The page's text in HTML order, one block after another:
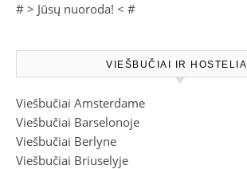
# > Jūsų nuoroda! < #
VIEŠBUČIAI IR HOSTELIAI
Viešbučiai Amsterdame
Viešbučiai Barselonoje
Viešbučiai Berlyne
Viešbučiai Briuselyje